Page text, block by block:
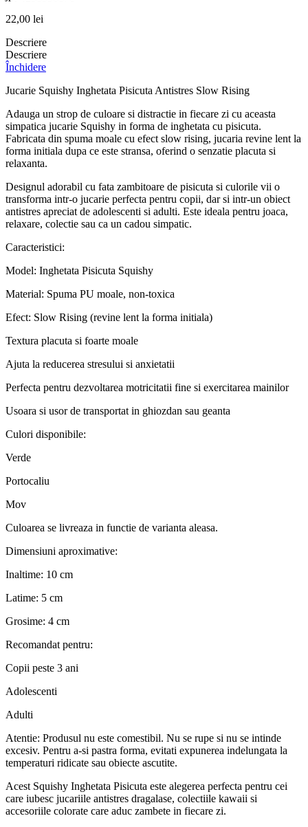
22,00 lei
Descriere
Descriere
Închidere
Jucarie Squishy Inghetata Pisicuta Antistres Slow Rising
Adauga un strop de culoare si distractie in fiecare zi cu aceasta
simpatica jucarie Squishy in forma de inghetata cu pisicuta.
Fabricata din spuma moale cu efect slow rising, jucaria revine lent la
forma initiala dupa ce este stransa, oferind o senzatie placuta si
relaxanta.
Designul adorabil cu fata zambitoare de pisicuta si culorile vii o
transforma intr-o jucarie perfecta pentru copii, dar si intr-un obiect
antistres apreciat de adolescenti si adulti. Este ideala pentru joaca,
relaxare, colectie sau ca un cadou simpatic.
Caracteristici:
Model: Inghetata Pisicuta Squishy
Material: Spuma PU moale, non-toxica
Efect: Slow Rising (revine lent la forma initiala)
Textura placuta si foarte moale
Ajuta la reducerea stresului si anxietatii
Perfecta pentru dezvoltarea motricitatii fine si exercitarea mainilor
Usoara si usor de transportat in ghiozdan sau geanta
Culori disponibile:
Verde
Portocaliu
Mov
Culoarea se livreaza in functie de varianta aleasa.
Dimensiuni aproximative:
Inaltime: 10 cm
Latime: 5 cm
Grosime: 4 cm
Recomandat pentru:
Copii peste 3 ani
Adolescenti
Adulti
Atentie: Produsul nu este comestibil. Nu se rupe si nu se intinde
excesiv. Pentru a-si pastra forma, evitati expunerea indelungata la
temperaturi ridicate sau obiecte ascutite.
Acest Squishy Inghetata Pisicuta este alegerea perfecta pentru cei
care iubesc jucariile antistres dragalase, colectiile kawaii si
accesoriile colorate care aduc zambete in fiecare zi.